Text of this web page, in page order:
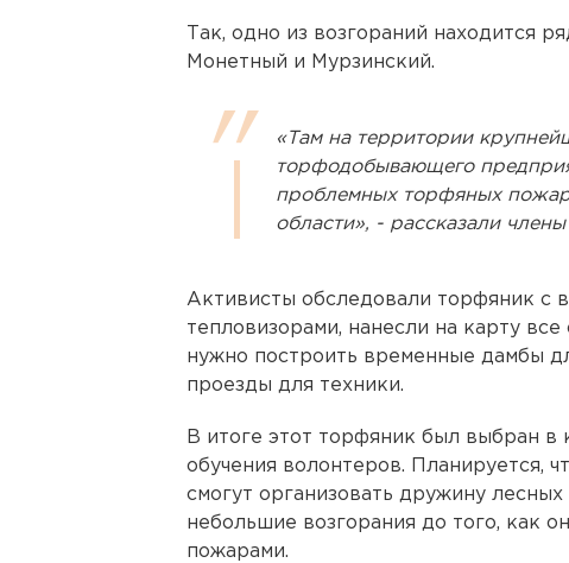
Так, одно из возгораний находится
Монетный и Мурзинский.
«Там на территории
торфодобывающего
проблемных торфяных
области», - рассказали
Активисты обследовали торфяник с
тепловизорами, нанесли на карту все
нужно построить временные дамбы
проезды для техники.
В итоге этот торфяник был выбран в
обучения волонтеров. Планируется,
смогут организовать дружину
небольшие возгорания до того, как
пожарами.